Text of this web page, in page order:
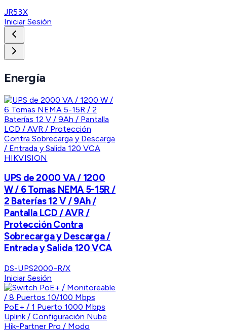
JR53X
Iniciar Sesión
Energía
HIKVISION
UPS de 2000 VA / 1200
W / 6 Tomas NEMA 5-15R /
2 Baterías 12 V / 9Ah /
Pantalla LCD / AVR /
Protección Contra
Sobrecarga y Descarga /
Entrada y Salida 120 VCA
DS-UPS2000-R/X
Iniciar Sesión